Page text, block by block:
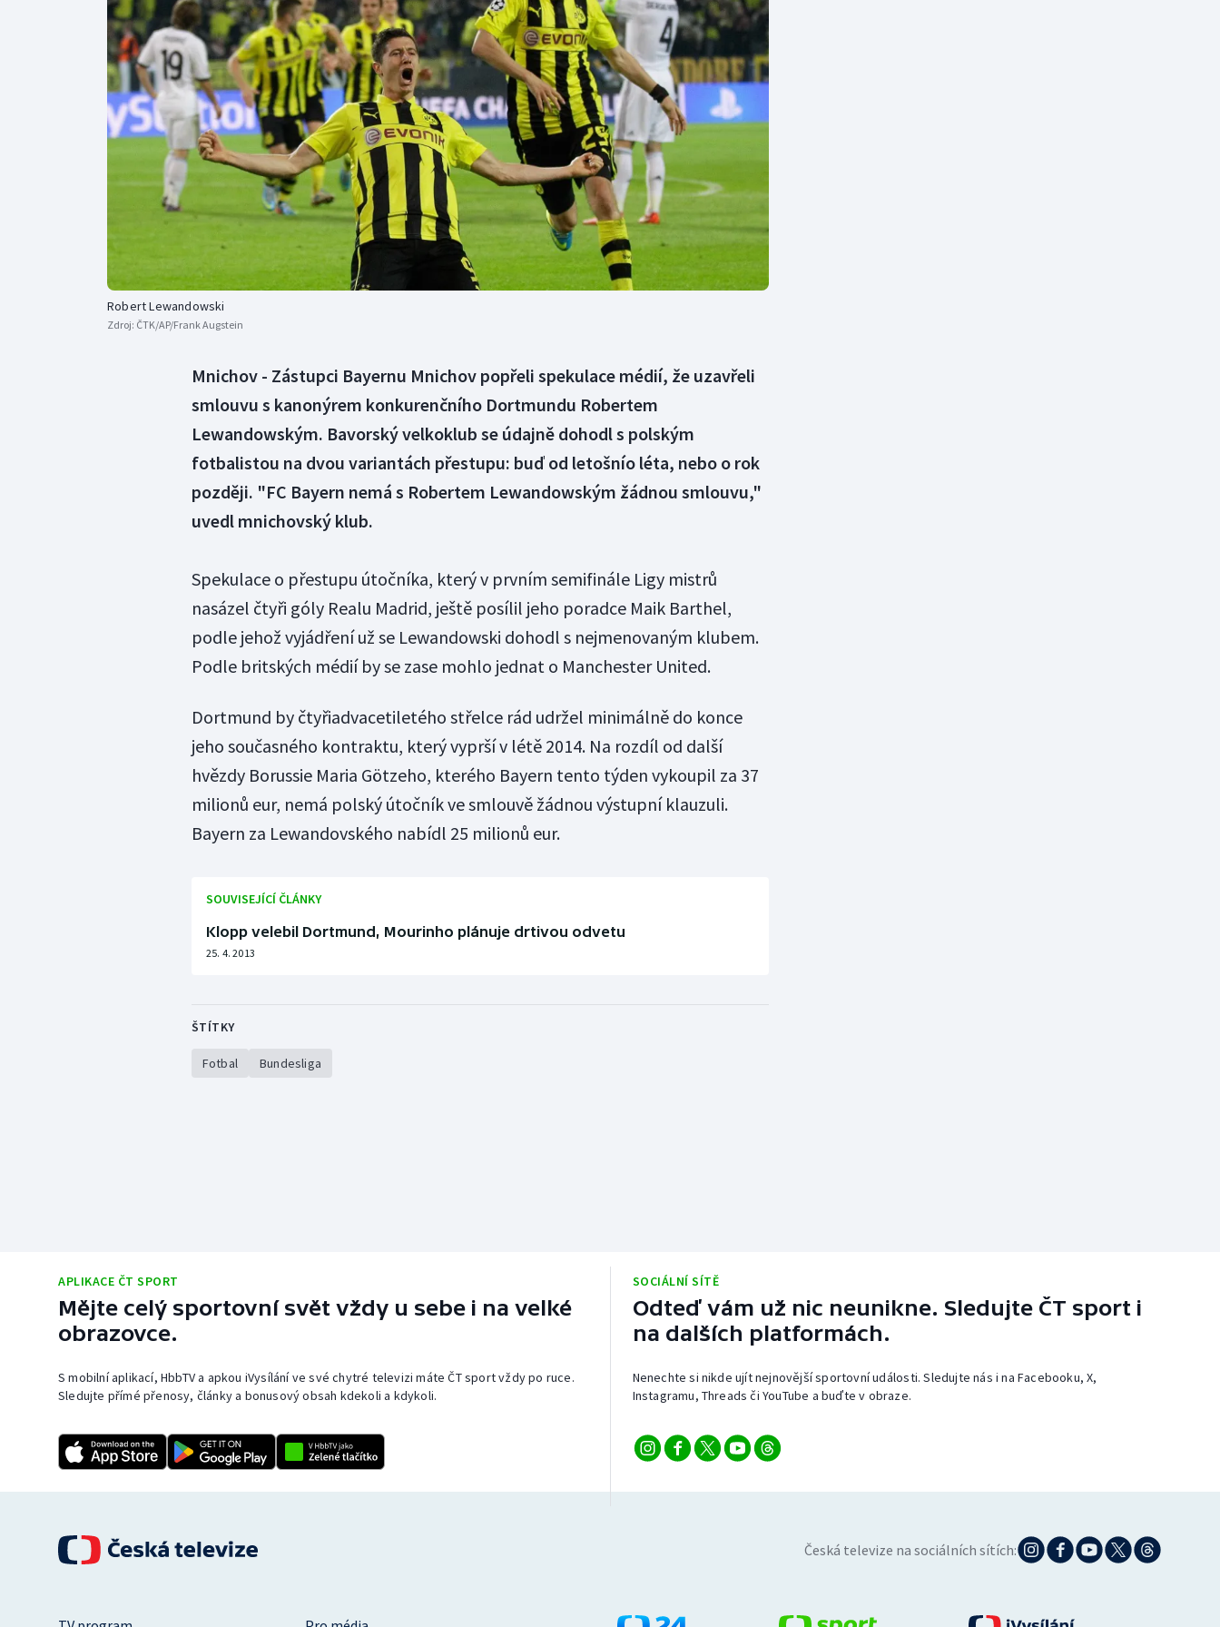
Curling
Dostihy
Florbal
Futsal
Golf
Gymnastika
Moderní pětiboj
Motorsport
Olympijské hry
Parasport
Plavání
Plážový volejbal
Triatlon
Veslování
Vodní slalom
Volejbal
Ostatní
Robert Lewandowski
Zdroj: ČTK/AP/Frank Augstein
Mnichov - Zástupci Bayernu Mnichov popřeli spekulace médií, že uzavřeli
smlouvu s kanonýrem konkurenčního Dortmundu Robertem
Lewandowským. Bavorský velkoklub se údajně dohodl s polským
fotbalistou na dvou variantách přestupu: buď od letošnío léta, nebo o rok
později. "FC Bayern nemá s Robertem Lewandowským žádnou smlouvu,"
uvedl mnichovský klub.
Spekulace o přestupu útočníka, který v prvním semifinále Ligy mistrů
nasázel čtyři góly Realu Madrid, ještě posílil jeho poradce Maik Barthel,
podle jehož vyjádření už se Lewandowski dohodl s nejmenovaným klubem.
Podle britských médií by se zase mohlo jednat o Manchester United.
Dortmund by čtyřiadvacetiletého střelce rád udržel minimálně do konce
jeho současného kontraktu, který vyprší v létě 2014. Na rozdíl od další
hvězdy Borussie Maria Götzeho, kterého Bayern tento týden vykoupil za 37
milionů eur, nemá polský útočník ve smlouvě žádnou výstupní klauzuli.
Bayern za Lewandovského nabídl 25 milionů eur.
SOUVISEJÍCÍ ČLÁNKY
Klopp velebil Dortmund, Mourinho plánuje drtivou odvetu
25. 4. 2013
ŠTÍTKY
Fotbal Bundesliga
APLIKACE ČT SPORT
Mějte celý sportovní svět vždy u sebe i na velké
obrazovce.
S mobilní aplikací, HbbTV a apkou iVysílání ve své chytré televizi máte ČT sport vždy po ruce.
Sledujte přímé přenosy, články a bonusový obsah kdekoli a kdykoli.
SOCIÁLNÍ SÍTĚ
Odteď vám už nic neunikne. Sledujte ČT sport i
na dalších platformách.
Nenechte si nikde ujít nejnovější sportovní události. Sledujte nás i na Facebooku, X,
Instagramu, Threads či YouTube a buďte v obraze.
Česká televize na sociálních sítích: